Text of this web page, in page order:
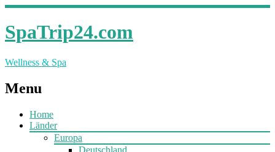
SpaTrip24.com
Wellness & Spa
Menu
Home
Länder
Europa
Deutschland